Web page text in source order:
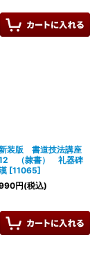
装版 書道技法講座
（隷書） 礼器碑
[11065]
円(税込)